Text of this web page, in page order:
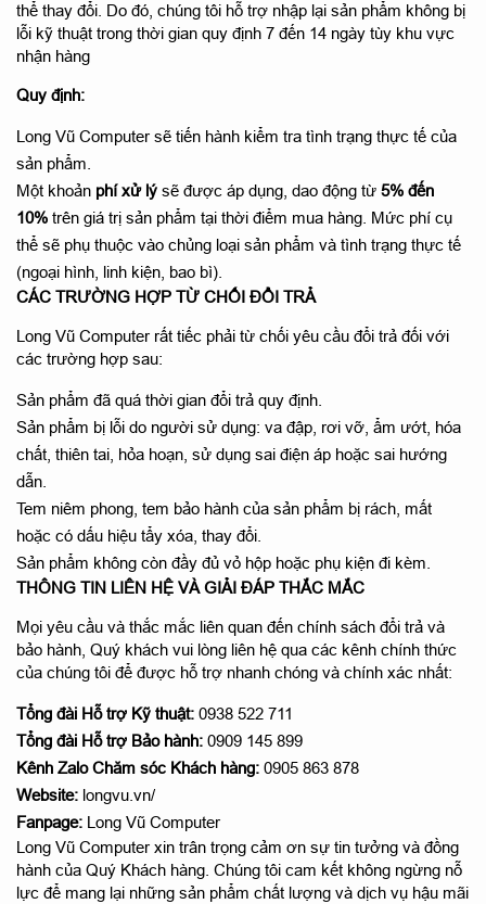
thể thay đổi. Do đó, chúng tôi hỗ trợ nhập lại sản phẩm không bị
lỗi kỹ thuật trong thời gian quy định 7 đến 14 ngày tùy khu vực
nhận hàng
Quy định:
Long Vũ Computer sẽ tiến hành kiểm tra tình trạng thực tế của
sản phẩm.
Một khoản phí xử lý sẽ được áp dụng, dao động từ 5% đến
10% trên giá trị sản phẩm tại thời điểm mua hàng. Mức phí cụ
thể sẽ phụ thuộc vào chủng loại sản phẩm và tình trạng thực tế
(ngoại hình, linh kiện, bao bì).
CÁC TRƯỜNG HỢP TỪ CHỐI ĐỔI TRẢ
Long Vũ Computer rất tiếc phải từ chối yêu cầu đổi trả đối với
các trường hợp sau:
Sản phẩm đã quá thời gian đổi trả quy định.
Sản phẩm bị lỗi do người sử dụng: va đập, rơi vỡ, ẩm ướt, hóa
chất, thiên tai, hỏa hoạn, sử dụng sai điện áp hoặc sai hướng
dẫn.
Tem niêm phong, tem bảo hành của sản phẩm bị rách, mất
hoặc có dấu hiệu tẩy xóa, thay đổi.
Sản phẩm không còn đầy đủ vỏ hộp hoặc phụ kiện đi kèm.
THÔNG TIN LIÊN HỆ VÀ GIẢI ĐÁP THẮC MẮC
Mọi yêu cầu và thắc mắc liên quan đến chính sách đổi trả và
bảo hành, Quý khách vui lòng liên hệ qua các kênh chính thức
của chúng tôi để được hỗ trợ nhanh chóng và chính xác nhất:
Tổng đài Hỗ trợ Kỹ thuật: 0938 522 711
Tổng đài Hỗ trợ Bảo hành: 0909 145 899
Kênh Zalo Chăm sóc Khách hàng: 0905 863 878
Website: longvu.vn/
Fanpage: Long Vũ Computer
Long Vũ Computer xin trân trọng cảm ơn sự tin tưởng và đồng
hành của Quý Khách hàng. Chúng tôi cam kết không ngừng nỗ
lực để mang lại những sản phẩm chất lượng và dịch vụ hậu mãi